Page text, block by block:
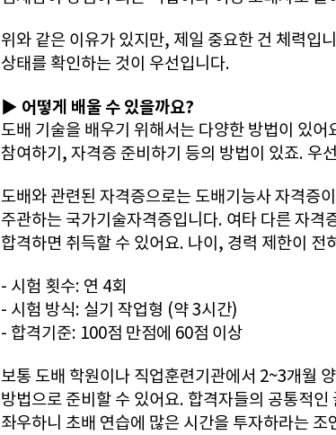
위와 같은 이유가 있지만, 제일 중요한 건 체력입
상태를 확인하는 것이 우선입니다.
▶ 어떻게 배울 수 있을까요?
도배 기술을 배우기 위해서는 다양한 방법이 있
참여하기, 자격증 준비하기 등의 방법이 있죠. 우
도배와 관련된 자격증으로는 도배기능사 자격증
주관하는 국가기술자격증입니다. 여타 다른 자격
합격하면 취득할 수 있어요. 나이, 경력 제한이 전
- 시험 횟수: 연 4회
- 시험 방식: 실기 작업형 (약 3시간)
- 합격기준: 100점 만점에 60점 이상
보통 도배 학원이나 직업훈련기관에서 2~3개월
방법으로 준비할 수 있어요. 합격자들의 공통적
좌우하니 초배 연습에 많은 시간을 투자하라는 조